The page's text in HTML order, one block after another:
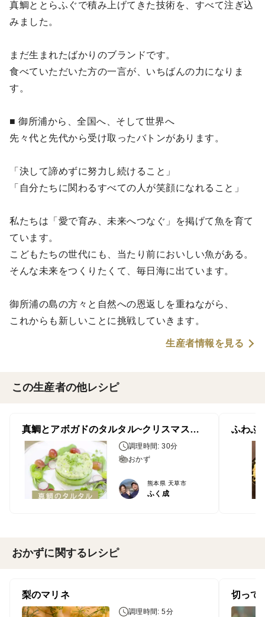
真鯛ととらふぐで積み上げてきた技術を、すべて注ぎ込
みました。
まだ生まれたばかりのブランドです。
食べていただいた方の一言が、いちばんの力になりま
す。
■ 御所浦から、全国へ、そして世界へ
先々代と先代から受け取ったバトンがあります。
「決して諦めずに努力し続けること」
「自分たちに関わるすべての人が笑顔になれること」
私たちは「愛で育み、未来へつなぐ」を掲げて魚を育て
ています。
こどもたちの世代にも、当たり前においしい魚がある。
そんな未来をつくりたくて、毎日海に出ています。
御所浦の島の方々と自然への恩返しを重ねながら、
これからも新しいことに挑戦していきます。
生産者情報を見る
この生産者の他レシピ
真鯛とアボガドのタルタル~クリスマス仕立て~
調理時間: 30分
おかず
熊本県 天草市
ふく成
ふわふ
おかずに関するレシピ
梨のマリネ
調理時間: 5分
切って